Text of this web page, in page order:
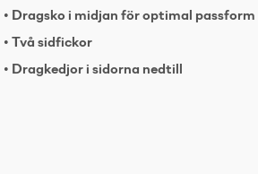
• Dragsko i midjan för optimal passform
• Två sidfickor
• Dragkedjor i sidorna nedtill